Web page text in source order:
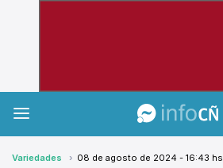
Variedades 08 de agosto de 2024 - 16:43 hs